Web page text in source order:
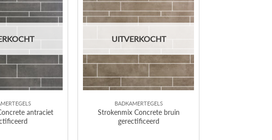
antraciet
UITVERKOCHT
BADKAMERTEGELS
Strokenmix Concrete bruin
gerectificeerd